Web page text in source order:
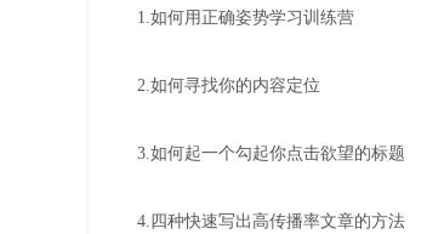
1.如何用正确姿势学习训练营
2.如何寻找你的内容定位
3.如何起一个勾起你点击欲望的标题
4.四种快速写出高传播率文章的方法